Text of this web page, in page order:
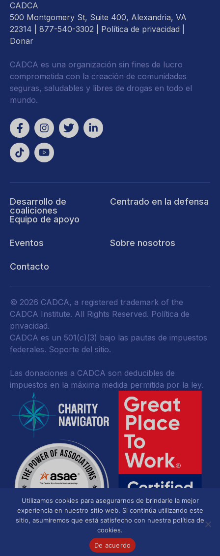
CADCA
500 Montgomery St, Suite 400, Alexandria, VA
22314 | 877-540-3302 | Política de privacidad
Donar
CADCA es una organización sin fines de lucro
comprometida con la creación de comunidades
seguras, saludables y libres de drogas en todo el
mundo.
Desarrollo de
coaliciones
Equipo de apoyo
Centrado en la defensa
Eventos Sobre nosotros
Contacto
© 2026 CADCA, a registered trademark of the
CADCA Institute. All Rights Reserved. Política de
privacidad.
CADCA es un 501(c)(3) bajo las pautas de impuestos
federales. Soporte del sitio.
Las donaciones a CADCA son deducibles de
impuestos en la máxima medida permitida por la ley.
Utilizamos cookies para asegurarnos de brindarle la mejor
experiencia en nuestro sitio web. Si continúa utilizando este
sitio, asumiremos que está satisfecho con nuestra política de
cookies.
De acuerdo